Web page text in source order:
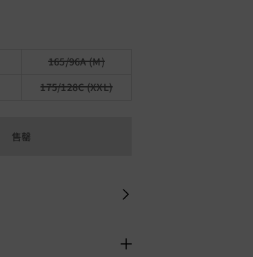
165/96A (M)
175/128C (XXL)
售罄